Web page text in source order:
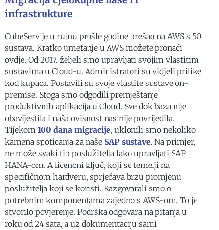
infrastrukture
CubeServ je u rujnu prošle godine prešao na AWS s 50
sustava. Kratko umetanje u AWS možete pronaći
ovdje. Od 2017. željeli smo upravljati svojim vlastitim
sustavima u Cloud-u. Administratori su vidjeli prilike
kod kupaca. Postavili su svoje vlastite sustave on-
premise. Stoga smo odgodili premještanje
produktivnih aplikacija u Cloud. Sve dok baza nije
obavijestila i naša ovisnost nas nije povrijedila.
Tijekom 100 dana migracije, uklonili smo nekoliko
kamena spoticanja za naše SAP sustave. Na primjer,
ne može svaki tip poslužitelja lako upravljati SAP
HANA-om. A licencni ključ, koji se temelji na
specifičnom hardveru, sprječava brzu promjenu
poslužitelja koji se koristi. Razgovarali smo o
potrebnim komponentama zajedno s AWS-om. To je
stvorilo povjerenje. Podrška odgovara na pitanja u
roku od 24 sata, a uz dokumentaciju sami